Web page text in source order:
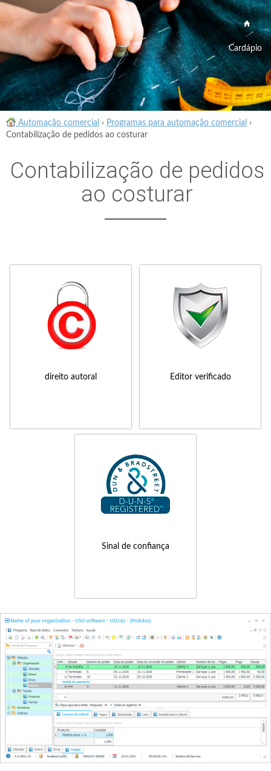
Cardápio
Automação comercial › Programas para automação comercial
›
Contabilização de pedidos ao costurar
Contabilização de pedidos
ao costurar
direito autoral Editor verificado
Sinal de confiança